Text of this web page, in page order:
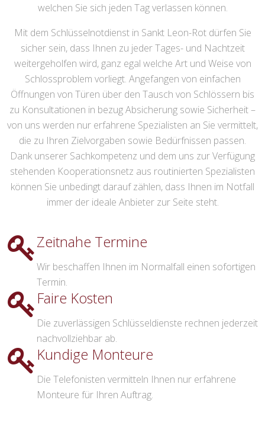
welchen Sie sich jeden Tag verlassen können.
Mit dem Schlüsselnotdienst in Sankt Leon-Rot dürfen Sie
sicher sein, dass Ihnen zu jeder Tages- und Nachtzeit
weitergeholfen wird, ganz egal welche Art und Weise von
Schlossproblem vorliegt. Angefangen von einfachen
Öffnungen von Türen über den Tausch von Schlössern bis
zu Konsultationen in bezug Absicherung sowie Sicherheit –
von uns werden nur erfahrene Spezialisten an Sie vermittelt,
die zu Ihren Zielvorgaben sowie Bedürfnissen passen.
Dank unserer Sachkompetenz und dem uns zur Verfügung
stehenden Kooperationsnetz aus routinierten Spezialisten
können Sie unbedingt darauf zählen, dass Ihnen im Notfall
immer der ideale Anbieter zur Seite steht.
Zeitnahe Termine
Wir beschaffen Ihnen im Normalfall einen sofortigen
Termin.
Faire Kosten
Die zuverlässigen Schlüsseldienste rechnen jederzeit
nachvollziehbar ab.
Kundige Monteure
Die Telefonisten vermitteln Ihnen nur erfahrene
Monteure für Ihren Auftrag.